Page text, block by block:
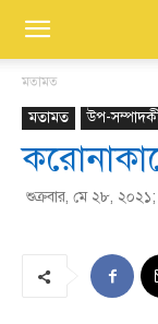
মতামত
মতামত উপ-
শুক্রবার, মে ২৮,